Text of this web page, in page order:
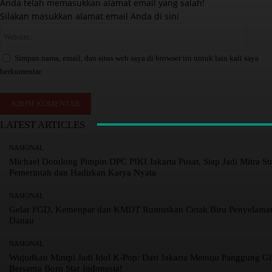
Anda telah memasukkan alamat email yang salah!
Silakan masukkan alamat email Anda di sini
b
:
Simpan nama, email, dan situs web saya di browser ini untuk lain kali saya
berkomentar.
LATEST ARTICLES
NASIONAL
Michael Dotulong Pimpin DPC PIKI Jakarta Pusat, Siap Jadi Mitra
Pemerintah dan Hadirkan Karya Nyata
NASIONAL
Gelar FGD, Kemenpar dan KMDT Rumuskan Cetak Biru
Danau
NASIONAL
Wujudkan Mimpi Jadi Idol K-Pop: Dari Jakarta Menuju Panggung
Bersama Born Star Indonesia!